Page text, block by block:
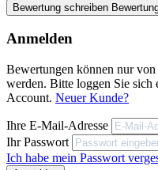
Bewertung schreiben
Anmelden
Bewertungen können nur von
werden. Bitte loggen Sie sich
Account. Neuer Kunde?
Ihre E-Mail-Adresse
Ihr Passwort
Ich habe mein Passwort